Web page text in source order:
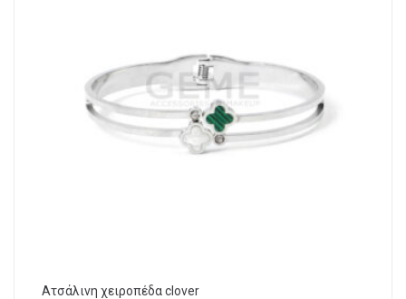
Ατσάλινη χειροπέδα clover